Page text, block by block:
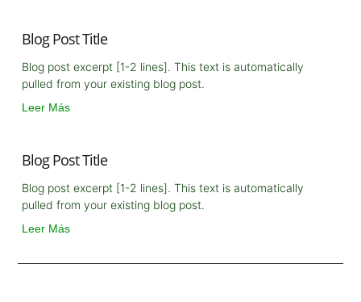
Blog Post Title
Blog post excerpt [1-2 lines]. This text is automatically
pulled from your existing blog post.
Leer Más
Blog Post Title
Blog post excerpt [1-2 lines]. This text is automatically
pulled from your existing blog post.
Leer Más